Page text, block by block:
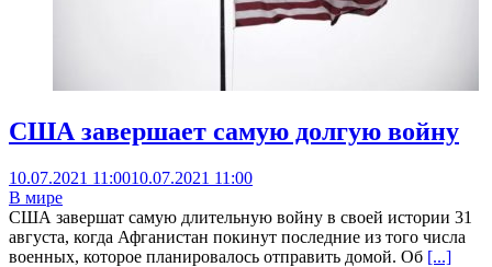
США завершает самую долгую войну
10.07.2021 11:0010.07.2021 11:00
В мире
США завершат самую длительную войну в своей истории 31
августа, когда Афганистан покинут последние из того числа
военных, которое планировалось отправить домой. Об [...]